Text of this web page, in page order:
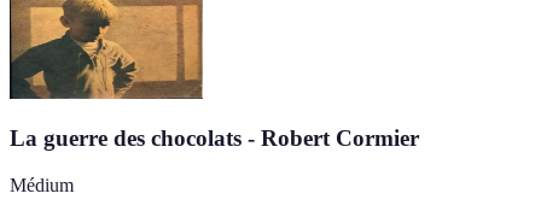
La guerre des chocolats - Robert Cormier
Médium